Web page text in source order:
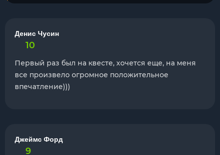
Денис Чусин
10
Первый раз был на квесте, хочется еще, на меня
все произвело огромное положительное
впечатление)))
Джеймс Форд
9